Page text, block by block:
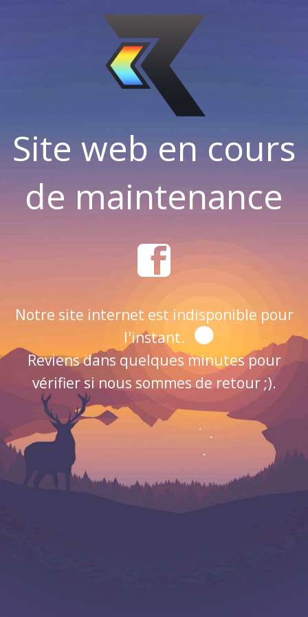
Site web en cours
de maintenance
Notre site internet est indisponible pour
l'instant.
Reviens dans quelques minutes pour
vérifier si nous sommes de retour ;).